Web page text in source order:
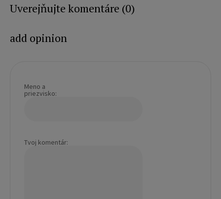
Uverejňujte komentáre (0)
add opinion
Meno a
priezvisko:
Tvoj komentár: